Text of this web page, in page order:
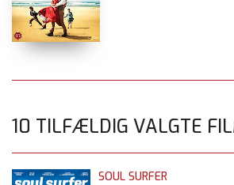
10 TILFÆLDIG VALGTE
SOUL SURFER